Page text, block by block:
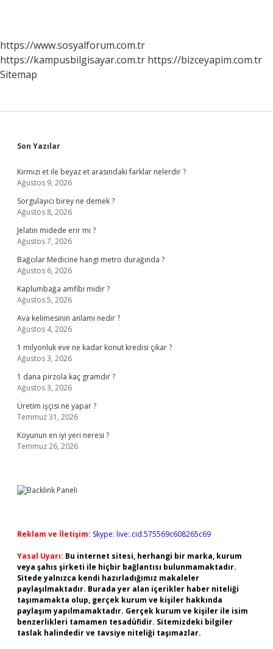
https://www.sosyalforum.com.tr
https://kampusbilgisayar.com.tr https://bizceyapim.com.tr
Sitemap
Sidebar
Son Yazılar
Kırmızı et ile beyaz et arasındaki farklar nelerdir ?
Ağustos 9, 2026
Sorgulayıcı birey ne demek ?
Ağustos 8, 2026
Jelatin midede erir mi ?
Ağustos 7, 2026
Bağcılar Medicine hangi metro durağında ?
Ağustos 6, 2026
Kaplumbağa amfibi midir ?
Ağustos 5, 2026
Ava kelimesinin anlamı nedir ?
Ağustos 4, 2026
1 milyonluk eve ne kadar konut kredisi çıkar ?
Ağustos 3, 2026
1 dana pirzola kaç gramdır ?
Ağustos 3, 2026
Üretim işçisi ne yapar ?
Temmuz 31, 2026
Koyunun en iyi yeri neresi ?
Temmuz 26, 2026
Reklam ve İletişim: Skype: live:.cid.575569c608265c69
Yasal Uyarı: Bu internet sitesi, herhangi bir marka, kurum
veya şahıs şirketi ile hiçbir bağlantısı bulunmamaktadır.
Sitede yalnızca kendi hazırladığımız makaleler
paylaşılmaktadır. Burada yer alan içerikler haber niteliği
taşımamakta olup, gerçek kurum ve kişiler hakkında
paylaşım yapılmamaktadır. Gerçek kurum ve kişiler ile isim
benzerlikleri tamamen tesadüfidir. Sitemizdeki bilgiler
taslak halindedir ve tavsiye niteliği taşımazlar.